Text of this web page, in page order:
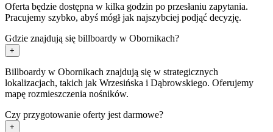
Oferta będzie dostępna w kilka godzin po przesłaniu zapytania.
Pracujemy szybko, abyś mógł jak najszybciej podjąć decyzję.
Gdzie znajdują się billboardy w Obornikach?
+
Billboardy w Obornikach znajdują się w strategicznych
lokalizacjach, takich jak Wrzesińska i Dąbrowskiego. Oferujemy
mapę rozmieszczenia nośników.
Czy przygotowanie oferty jest darmowe?
+